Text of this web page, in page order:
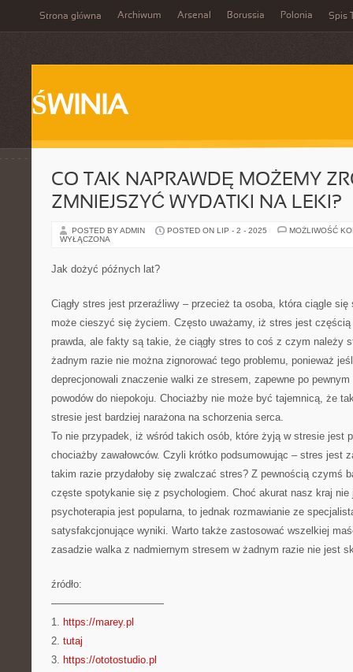
Strona główna Archiwum Arsenal Borussia Polonia Spis
ŚWINIA
CO TAK NAPRAWDĘ MOŻEMY
ZMNIEJSZYĆ WYDATKI NA LEKI?
POSTED BY ADMIN POSTED ON LIP - 2 - 2025
MOŻLIWOŚĆ
WYŁĄCZONA
Jak dożyć późnych lat?
Ciągły stres jest przeraźliwy – przecież ta osoba, która ciągle
może cieszyć się życiem. Często uważamy, iż stres jest
prawda, ale fakty są takie, że ciągły stres to coś z czym należy
żadnym razie nie można zignorować tego problemu, ponieważ
deprecjonowali znaczenie walki ze stresem, zapewne po
powodów do niepokoju. Chociażby nie może być tajemnicą, że
stresie jest bardziej narażona na schorzenia serca.
To nie przypadek, iż wśród takich osób, które żyją w stresie jest
chociażby zawałowców. Czyli krótko podsumowując – stres jest
takim razie przydałoby się zwalczać stres? Z pewnością czymś
częste spotykanie się z psychologiem. Choć akurat nasz kraj
psychoterapia jest popularna, to jednak rozmawianie ze
satysfakcjonujące wyniki. Warto także zastosować wszelkiej
zasadzie walka z nadmiernym stresem w żadnym razie nie jest
źródło:
———————————
1. https://marey.pl
2. tutaj
3. https://ototostudio.pl